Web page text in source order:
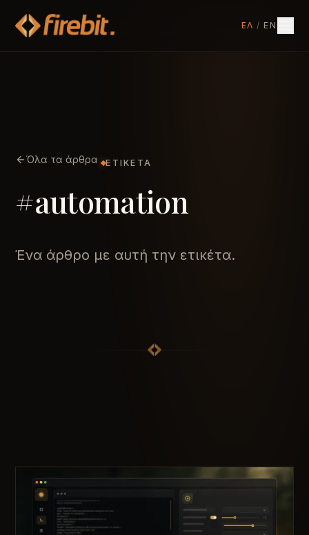
ΕΛ / EN
Όλα τα άρθρα ΕΤΙΚΈΤΑ
#automation
Ένα άρθρο με αυτή την ετικέτα.